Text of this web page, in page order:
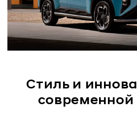
Стиль и